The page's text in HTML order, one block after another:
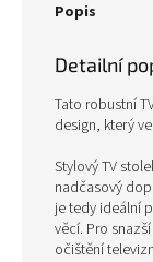
Popis
Detailní
Tato robustní
design, který
Stylový TV
nadčasový
je tedy ideální
věcí. Pro
očištění